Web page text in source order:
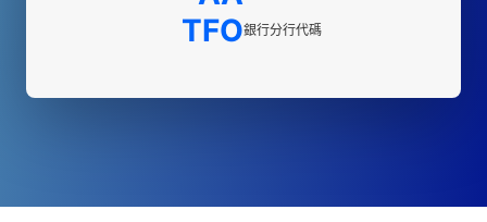
TFO銀行分行代碼